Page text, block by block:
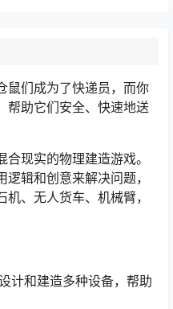
鼠们成为了快递员，而你
帮助它们安全、快速地送
合现实的物理建造游戏。
辑和创意来解决问题，
、无人货车、机械臂，
计和建造多种设备，帮助